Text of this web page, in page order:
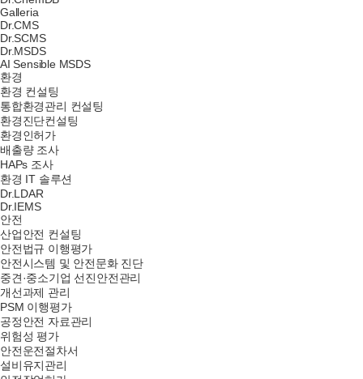
Galleria
Dr.CMS
Dr.SCMS
Dr.MSDS
AI Sensible MSDS
환경
환경 컨설팅
통합환경관리 컨설팅
환경진단컨설팅
환경인허가
배출량 조사
HAPs 조사
환경 IT 솔루션
Dr.LDAR
Dr.IEMS
안전
산업안전 컨설팅
안전법규 이행평가
안전시스템 및 안전문화 진단
중견·중소기업 선진안전관리
개선과제 관리
PSM 이행평가
공정안전 자료관리
위험성 평가
안전운전절차서
설비유지관리